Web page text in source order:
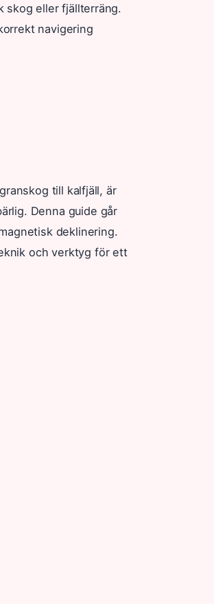
skog eller fjällterräng.
navigering
till kalfjäll, är
Denna guide går
deklinering.
och verktyg för ett